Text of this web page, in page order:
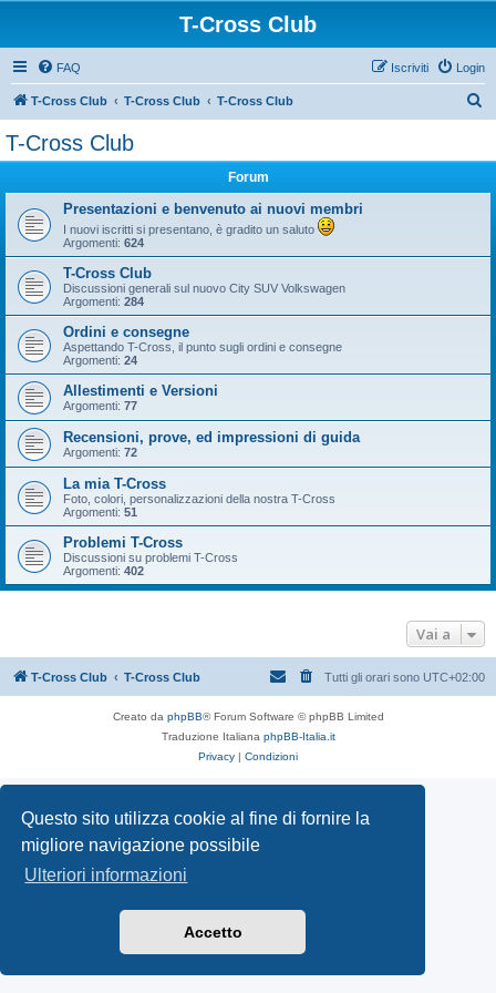
Questo sito utilizza cookie al fine di fornire la
migliore navigazione possibile
Ulteriori informazioni
Accetto
T-Cross Club
FAQ Login
Iscriviti
T-Cross Club T-Cross Club T-Cross Club
T-Cross Club
Forum
Presentazioni e benvenuto ai nuovi membri
I nuovi iscritti si presentano, è gradito un saluto
Argomenti: 624
T-Cross Club
Discussioni generali sul nuovo City SUV Volkswagen
Argomenti: 284
Ordini e consegne
Aspettando T-Cross, il punto sugli ordini e consegne
Argomenti: 24
Allestimenti e Versioni
Argomenti: 77
Recensioni, prove, ed impressioni di guida
Argomenti: 72
La mia T-Cross
Foto, colori, personalizzazioni della nostra T-Cross
Argomenti: 51
Problemi T-Cross
Discussioni su problemi T-Cross
Argomenti: 402
Vai a
T-Cross Club T-Cross Club Tutti gli orari sono UTC+02:00
Creato da phpBB® Forum Software © phpBB Limited
Traduzione Italiana phpBB-Italia.it
Privacy | Condizioni